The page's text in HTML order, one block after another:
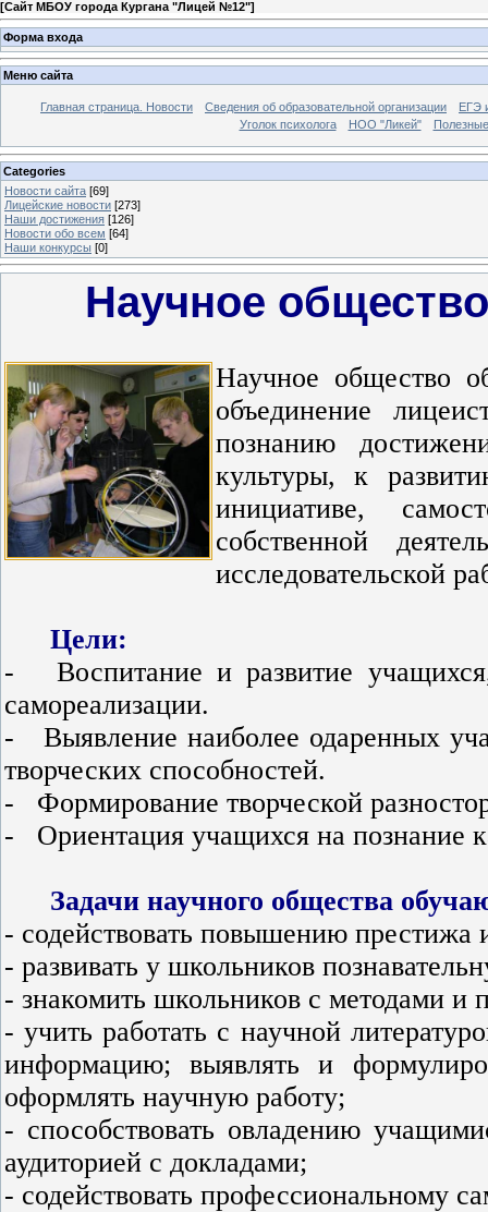
[Сайт МБОУ города Кургана "Лицей №12"]
Форма входа
Меню сайта
Главная страница. Новости Сведения об образовательной организации
ЕГЭ
Уголок психолога
НОО "Ликей"
Categories
Новости сайта [69]
Лицейские новости [273]
Наши достижения [126]
Новости обо всем [64]
Наши конкурсы [0]
Научное
Научное общество
объединение
познанию
культуры, к
инициативе,
собственной
исследовательской
Цели:
- Воспитание и развитие
самореализации.
- Выявление наиболее одаренных
творческих способностей.
- Формирование творческой
- Ориентация учащихся на познание
Задачи научного общества
- содействовать повышению престижа
- развивать у школьников
- знакомить школьников с методами и
- учить работать с научной
информацию; выявлять и
оформлять научную работу;
- способствовать овладению
аудиторией с докладами;
- содействовать профессиональному